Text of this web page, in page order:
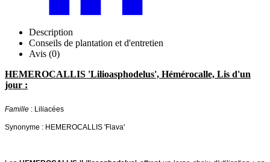
Description
Conseils de plantation et d'entretien
Avis (0)
HEMEROCALLIS 'Lilioasphodelus', Hémérocalle, Lis d'un
jour :
Famille : Liliacées
Synonyme : HEMEROCALLIS 'Flava'